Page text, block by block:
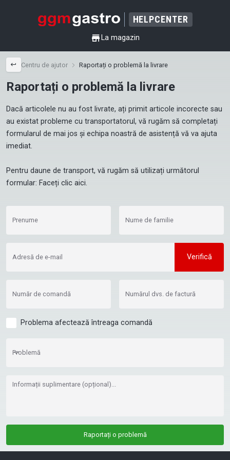
HELPCENTER
shop La magazin
back Centru de ajutor Raportați o problemă la livrare
Raportați o problemă la livrare
Dacă articolele nu au fost livrate, ați primit articole incorecte sau
au existat probleme cu transportatorul, vă rugăm să completați
formularul de mai jos și echipa noastră de asistență vă va ajuta
imediat.
Pentru daune de transport, vă rugăm să utilizați următorul
formular: Faceți clic aici.
Prenume Nume de familie
Adresă de e-mail Verifică
Număr de comandă Numărul dvs. de factură
Problema afectează întreaga comandă
Problemă
Informații suplimentare (opțional)...
Raportați o problemă